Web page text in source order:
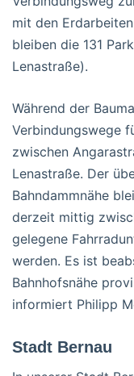
mit den
bleiben die 131
Lenastraße).
Während der
Verbindungswege
zwischen
Lenastraße. Der
Bahndammnähe
derzeit mittig
gelegene
werden. Es ist
Bahnhofsnähe
informiert Philipp
Stadt Bernau